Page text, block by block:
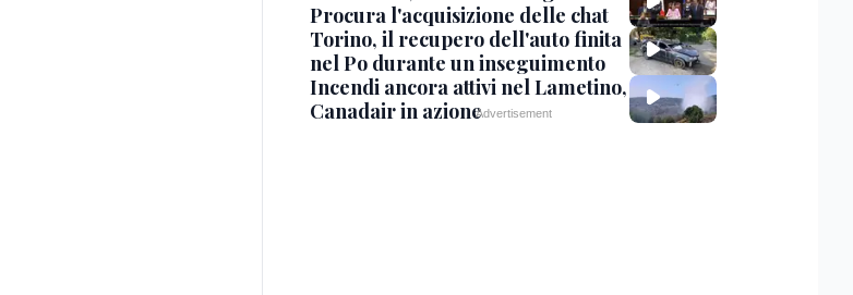
Procura l'acquisizione delle chat
Torino, il recupero dell'auto finita
nel Po durante un inseguimento
Incendi ancora attivi nel Lametino,
Canadair in azione